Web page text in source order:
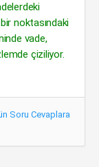
noktasındaki
vade,
çiziliyor.
Soru Cevaplara